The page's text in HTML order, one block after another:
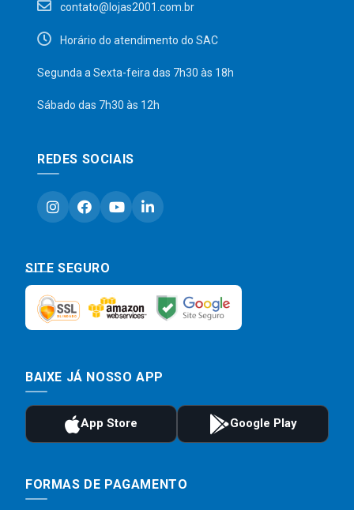
contato@lojas2001.com.br
Horário do atendimento do SAC
Segunda a Sexta-feira das 7h30 às 18h
Sábado das 7h30 às 12h
REDES SOCIAIS
SITE SEGURO
BAIXE JÁ NOSSO APP
FORMAS DE PAGAMENTO